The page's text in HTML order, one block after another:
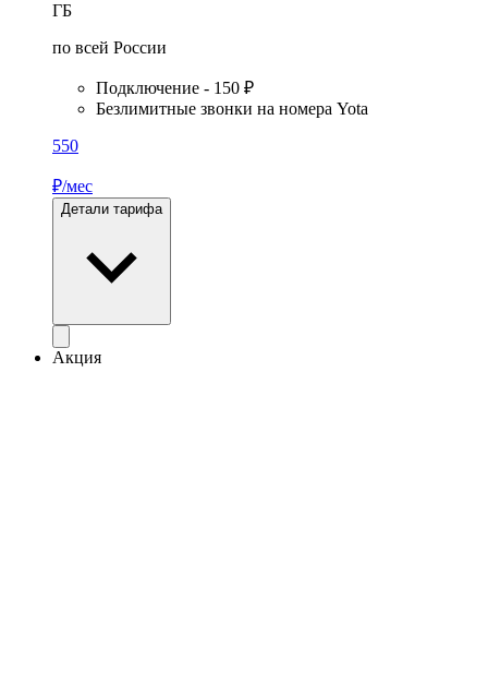
ГБ
по всей России
Подключение - 150 ₽
Безлимитные звонки на номера Yota
550
₽/мес
Детали тарифа
Акция